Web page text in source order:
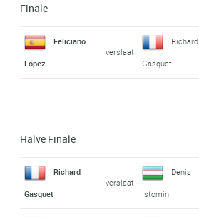
Finale
Feliciano
López
verslaat
Richard
Gasquet
Halve Finale
Richard
Gasquet
verslaat
Denis
Istomin